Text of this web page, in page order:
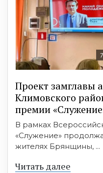
Проект замглавы
Климовского
премии
В рамках
«Служение»
жителях Брянщины, ...
Читать далее